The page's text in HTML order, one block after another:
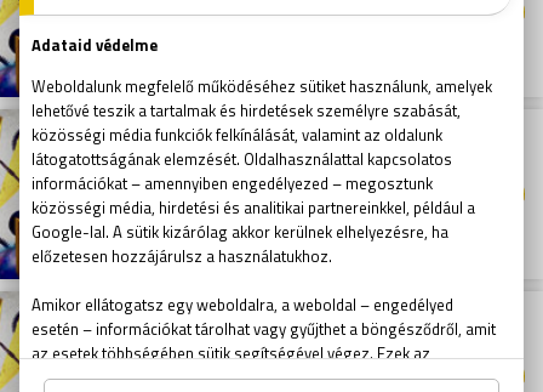
2026/08/15
15:00
1066 Budapest, Zichy J. u. 39.
ROXFORT ÉS A LEGENDÁS ÁLLATOK SZABADULÓSZOBA